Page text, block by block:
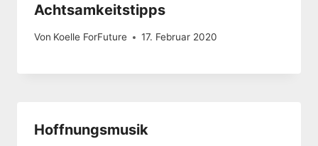
Achtsamkeitstipps
Von Koelle ForFuture 17. Februar 2020
Hoffnungsmusik